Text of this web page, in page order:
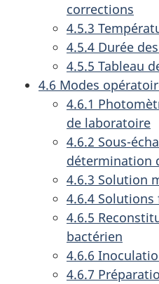
corrections
4.5.3
4.5.4 Durée
4.5.5 Tableau
4.6 Modes
4.6.1
de laboratoire
4.6.2 Sous-
détermination
4.6.3 Solution
4.6.4 Solutions
4.6.5
bactérien
4.6.6
4.6.7